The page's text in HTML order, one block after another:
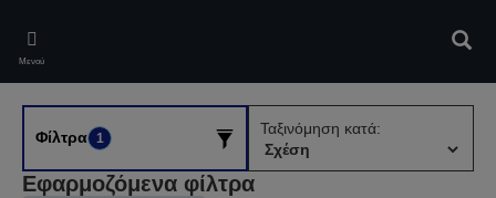
main
content
Μενού
Φίλτρα 1
Ταξινόμηση κατά:
Εφαρμοζόμενα φίλτρα